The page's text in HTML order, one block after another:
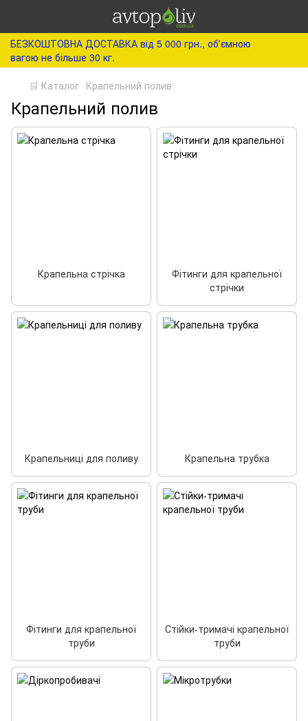
БЕЗКОШТОВНА ДОСТАВКА від 5 000 грн., обʼємною
вагою не більше 30 кг.
🛒 Каталог Крапельний полив
Крапельний полив
Крапельна стрічка
Фітинги для крапельної
стрічки
Крапельниці для поливу Крапельна трубка
Фітинги для крапельної
труби
Стійки-тримачі крапельної
труби